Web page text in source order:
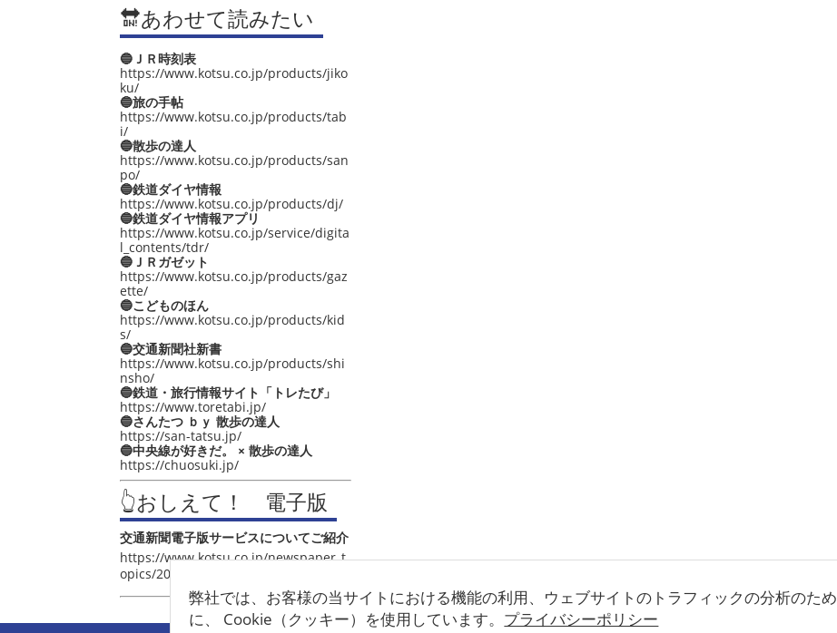
弊社では、お客様の当サイトにおける機能の利用、ウェブサイトのトラフィックの分析のため
に、 Cookie（クッキー）を使用しています。 プライバシーポリシー
🔛あわせて読みたい
🔵ＪＲ時刻表
https://www.kotsu.co.jp/products/jiko
ku/
🔵旅の手帖
https://www.kotsu.co.jp/products/tab
i/
🔵散歩の達人
https://www.kotsu.co.jp/products/san
po/
🔵鉄道ダイヤ情報
https://www.kotsu.co.jp/products/dj/
🔵鉄道ダイヤ情報アプリ
https://www.kotsu.co.jp/service/digita
l_contents/tdr/
🔵ＪＲガゼット
https://www.kotsu.co.jp/products/gaz
ette/
🔵こどものほん
https://www.kotsu.co.jp/products/kid
s/
🔵交通新聞社新書
https://www.kotsu.co.jp/products/shi
nsho/
🔵鉄道・旅行情報サイト「トレたび」
https://www.toretabi.jp/
🔵さんたつ ｂｙ 散歩の達人
https://san-tatsu.jp/
🔵中央線が好きだ。 × 散歩の達人
https://chuosuki.jp/
👆おしえて！ 電子版
交通新聞電子版サービスについてご紹介
https://www.kotsu.co.jp/newspaper_t
opics/2021/post_4048.html